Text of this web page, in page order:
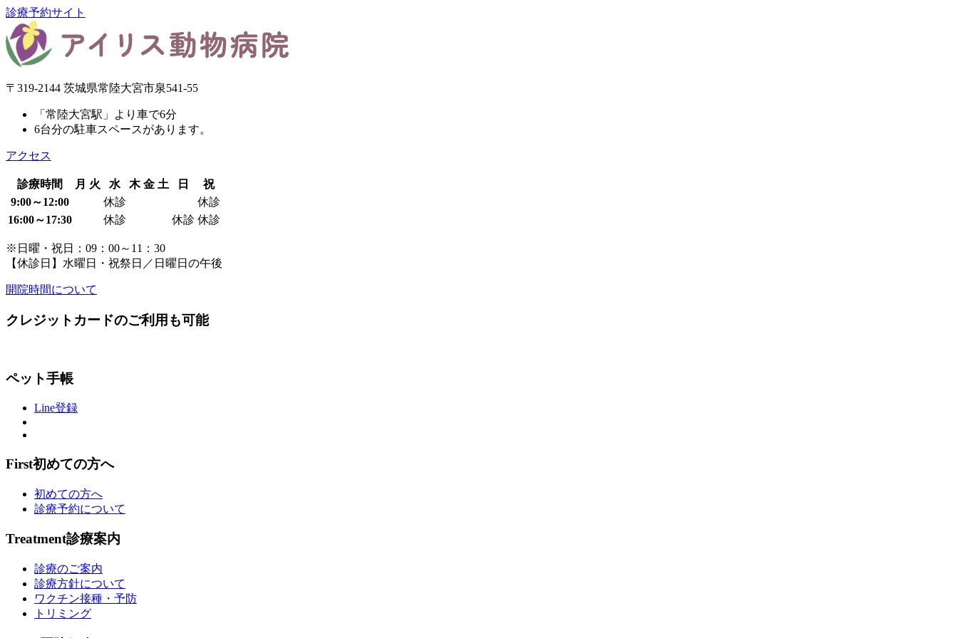
診療予約サイト
〒319-2144 茨城県常陸大宮市泉541-55
「常陸大宮駅」より車で6分
6台分の駐車スペースがあります。
アクセス
診療時間 月 火 水 木 金 土 日
祝
9:00～12:00
休診
休診
16:00～17:30
休診 休診 休診
※日曜・祝日：09：00～11：30
【休診日】水曜日・祝祭日／日曜日の午後
開院時間について
クレジットカードのご利用も可能
ペット手帳
Line登録
First初めての方へ
初めての方へ
診療予約について
Treatment診療案内
診療のご案内
診療方針について
ワクチン接種・予防
トリミング